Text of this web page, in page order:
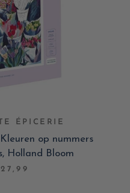
ÉPICERIE
op nummers
Holland Bloom